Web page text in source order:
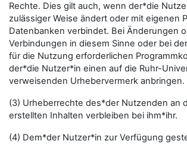
Rechte. Dies gilt auch, wenn der*die
zulässiger Weise ändert oder mit eigenen
Datenbanken verbindet. Bei Änderungen
Verbindungen in diesem Sinne oder bei
für die Nutzung erforderlichen
der*die Nutzer*in einen auf die Ruhr-
verweisenden Urhebervermerk anbringen.
(3) Urheberrechte des*der Nutzenden an
erstellten Inhalten verbleiben bei ihm*ihr.
(4) Dem*der Nutzer*in zur Verfügung